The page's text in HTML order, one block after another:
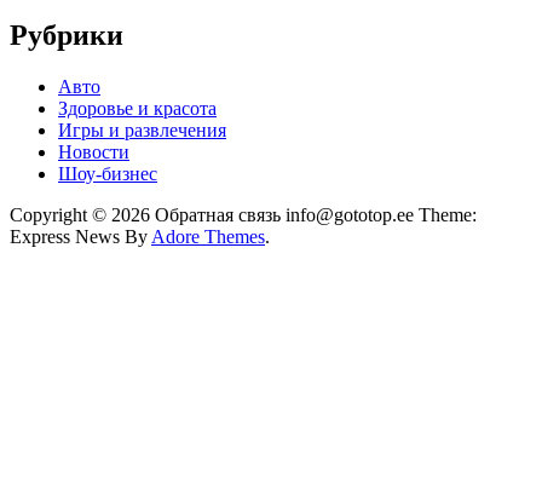
Рубрики
Авто
Здоровье и красота
Игры и развлечения
Новости
Шоу-бизнес
Copyright © 2026 Обратная связь info@gototop.ee Theme:
Express News By Adore Themes.